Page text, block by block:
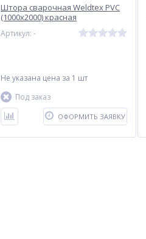
Штора сварочная Weldtex PVC
(1000х2000) красная
Артикул: -
Не указана цена за 1 шт
Под заказ
ОФОРМИТЬ ЗАЯВКУ